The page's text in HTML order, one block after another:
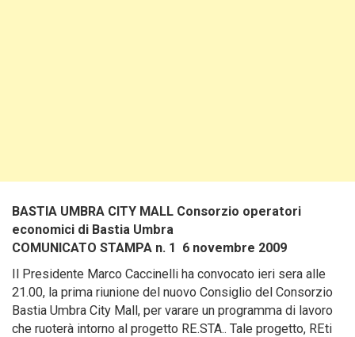
BASTIA UMBRA CITY MALL Consorzio operatori
economici di Bastia Umbra
COMUNICATO STAMPA n. 1 6 novembre 2009
Il Presidente Marco Caccinelli ha convocato ieri sera alle
21.00, la prima riunione del nuovo Consiglio del Consorzio
Bastia Umbra City Mall, per varare un programma di lavoro
che ruoterà intorno al progetto RE.STA.. Tale progetto, REti